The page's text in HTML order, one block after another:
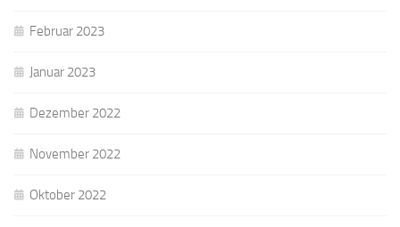
Februar 2023
Januar 2023
Dezember 2022
November 2022
Oktober 2022